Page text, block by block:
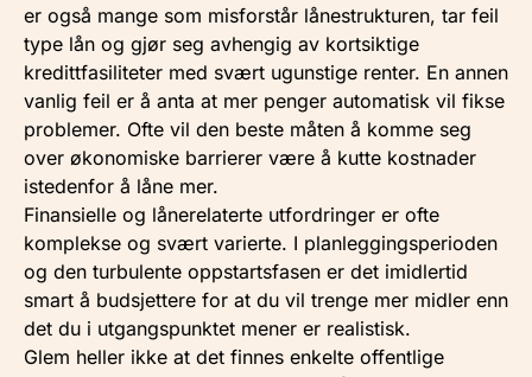
er også mange som misforstår lånestrukturen, tar feil
type lån og gjør seg avhengig av kortsiktige
kredittfasiliteter med svært ugunstige renter. En annen
vanlig feil er å anta at mer penger automatisk vil fikse
problemer. Ofte vil den beste måten å komme seg
over økonomiske barrierer være å kutte kostnader
istedenfor å låne mer.
Finansielle og lånerelaterte utfordringer er ofte
komplekse og svært varierte. I planleggingsperioden
og den turbulente oppstartsfasen er det imidlertid
smart å budsjettere for at du vil trenge mer midler enn
det du i utgangspunktet mener er realistisk.
Glem heller ikke at det finnes enkelte offentlige